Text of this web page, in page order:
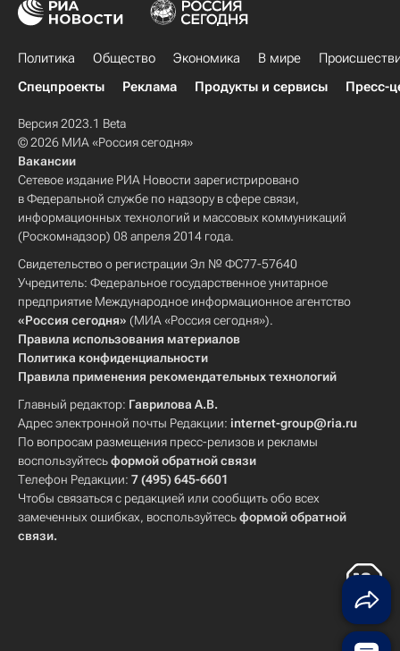
Политика Общество Экономика В мире
Спецпроекты
Реклама Продукты и сервисы Пресс-
Версия 2023.1 Beta
© 2026 МИА «Россия сегодня»
Вакансии
Сетевое издание РИА Новости зарегистрировано
в Федеральной службе по надзору в сфере связи,
информационных технологий и массовых коммуникаций
(Роскомнадзор) 08 апреля 2014 года.
Свидетельство о регистрации Эл № ФС77-57640
Учредитель: Федеральное государственное унитарное
предприятие Международное информационное агентство
«Россия сегодня» (МИА «Россия сегодня»).
Правила использования материалов
Политика конфиденциальности
Правила применения рекомендательных технологий
Главный редактор: Гаврилова А.В.
Адрес электронной почты Редакции: internet-group@ria.ru
По вопросам размещения пресс-релизов и рекламы
воспользуйтесьформой обратной связи
Телефон Редакции: 7 (495) 645-6601
Чтобы связаться с редакцией или сообщить обо всех
замеченных ошибках, воспользуйтесьформой обратной
связи.